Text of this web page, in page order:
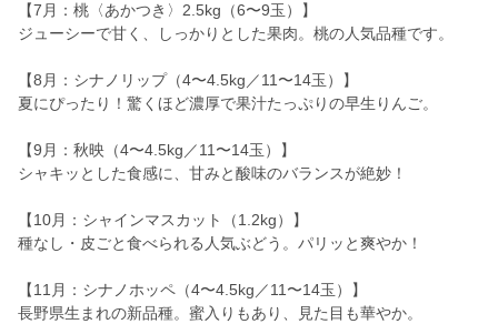
【7月：桃〈あかつき〉2.5kg（6〜9玉）】
ジューシーで甘く、しっかりとした果肉。桃の人気品種です。
【8月：シナノリップ（4〜4.5kg／11〜14玉）】
夏にぴったり！驚くほど濃厚で果汁たっぷりの早生りんご。
【9月：秋映（4〜4.5kg／11〜14玉）】
シャキッとした食感に、甘みと酸味のバランスが絶妙！
【10月：シャインマスカット（1.2kg）】
種なし・皮ごと食べられる人気ぶどう。パリッと爽やか！
【11月：シナノホッペ（4〜4.5kg／11〜14玉）】
長野県生まれの新品種。蜜入りもあり、見た目も華やか。